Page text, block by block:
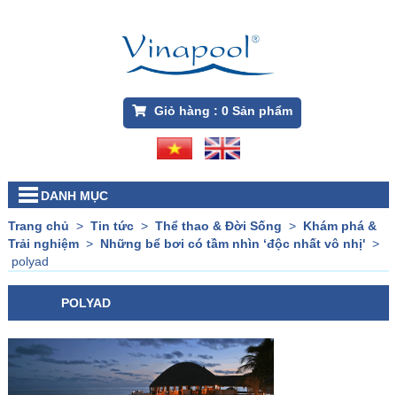
Giỏ hàng : 0Sản phẩm
DANH MỤC
Trang chủ > Tin tức> Thể thao & Đời Sống > Khám phá &
Trải nghiệm> Những bể bơi có tầm nhìn ‘độc nhất vô nhị'>
polyad
POLYAD